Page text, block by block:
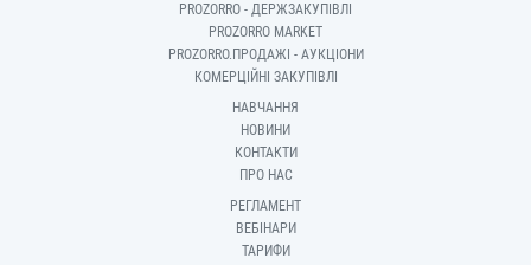
PROZORRO - ДЕРЖЗАКУПІВЛІ
PROZORRO MARKET
PROZORRO.ПРОДАЖІ - АУКЦІОНИ
КОМЕРЦІЙНІ ЗАКУПІВЛІ
НАВЧАННЯ
НОВИНИ
КОНТАКТИ
ПРО НАС
РЕГЛАМЕНТ
ВЕБІНАРИ
ТАРИФИ